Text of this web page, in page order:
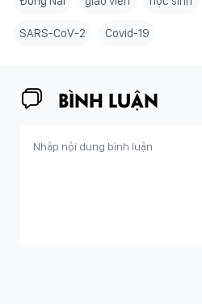
SARS-CoV-2 Covid-19
BÌNH LUẬN